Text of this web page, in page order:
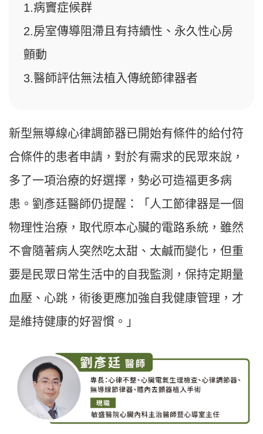
1.病竇症候群
2.房室傳導阻滯且有持續性、永久性心房
顫動
3.醫師評估無法植入傳統節律器者
新型無導線心律調節器已開始有條件的給付符
合條件的患者申請，對於有需求的民眾來說，
多了一項治療的好選擇，勢必可造福更多病
患。劉彥廷醫師仍提醒：「人工節律器是一個
物理性治療，取代原本心臟的電路系統，雖然
不會隨著病人突然吃太甜、太鹹而變化，但重
要是民眾日常生活中的自我監測，保持定期量
血壓、心跳，術後更應加強自我健康管理，才
是維持健康的好習慣。」